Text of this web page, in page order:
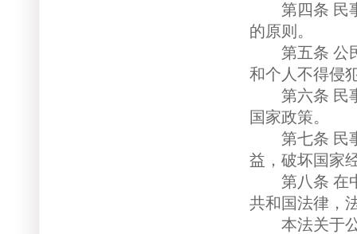
第四条 民事
的原则。
第五条 公民
和个人不得侵
第六条 民事
国家政策。
第七条 民事
益，破坏国家
第八条 在中
共和国法律，
本法关于公